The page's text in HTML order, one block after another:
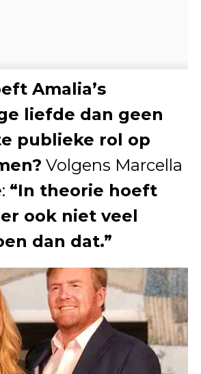
Amalia’s
liefde dan geen
publieke rol op
Volgens Marcella
: “In theorie hoeft
ook niet veel
dan dat.”